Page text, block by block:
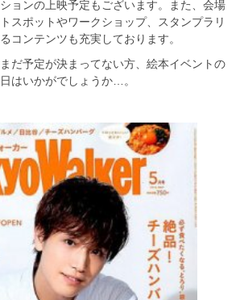
ョンの上映予定もございます。また、会場
スポットやワークショップ、スタンプラリ
コンテンツも充実しております。
だ予定が決まってない方、絵本イベントの
はいかがでしょうか…。